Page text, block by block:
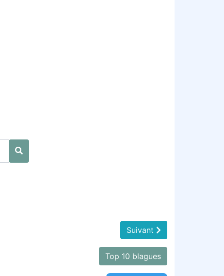
Suivant
Top 10 blagues